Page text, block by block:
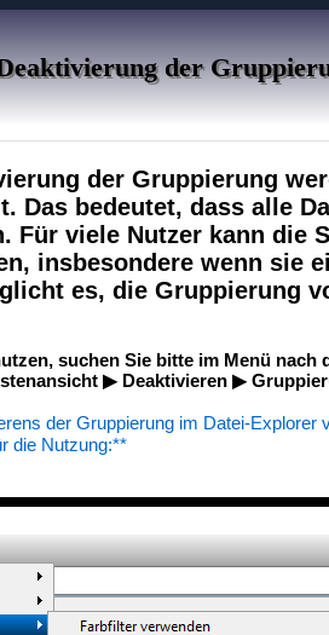
der
der Gruppierung
Das bedeutet, dass alle
Für viele Nutzer kann die
insbesondere wenn sie
es, die Gruppierung
suchen Sie bitte im Menü nach
▶ Deaktivieren ▶
der Gruppierung im Datei-Explorer
die Nutzung:**